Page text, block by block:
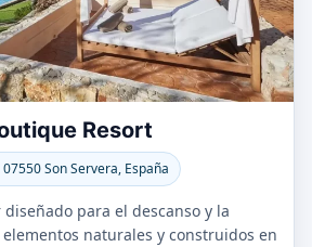
Resort
Son Servera, España
para el descanso y la
naturales y construidos en